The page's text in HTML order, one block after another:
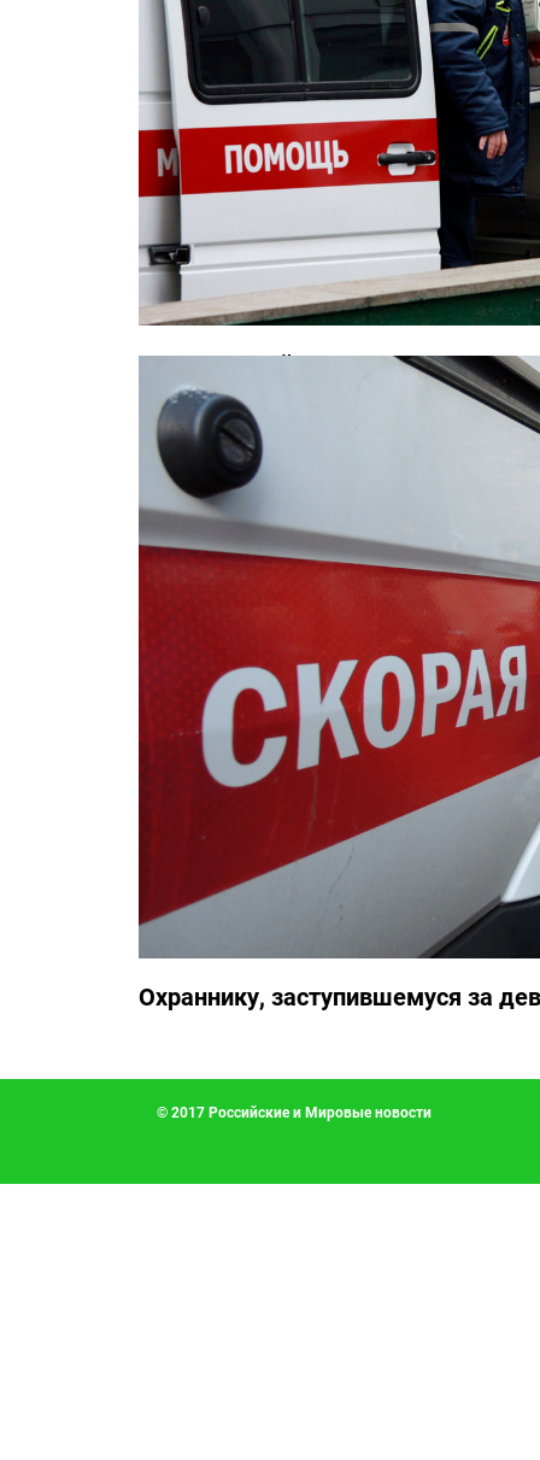
В московской школе скончался
Охраннику, заступившемуся за
© 2017 Российские и Мировые новости